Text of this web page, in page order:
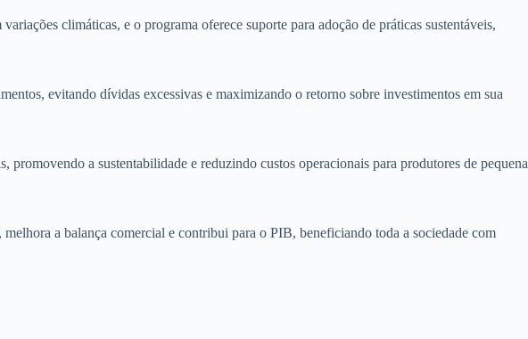
climáticas, e o programa oferece suporte para adoção de práticas sustentáveis,
evitando dívidas excessivas e maximizando o retorno sobre investimentos em sua
a sustentabilidade e reduzindo custos operacionais para produtores de pequena
a balança comercial e contribui para o PIB, beneficiando toda a sociedade com